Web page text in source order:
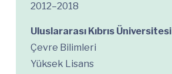
2012–2018
Uluslararası Kıbrıs Üniversitesi
Çevre Bilimleri
Yüksek Lisans